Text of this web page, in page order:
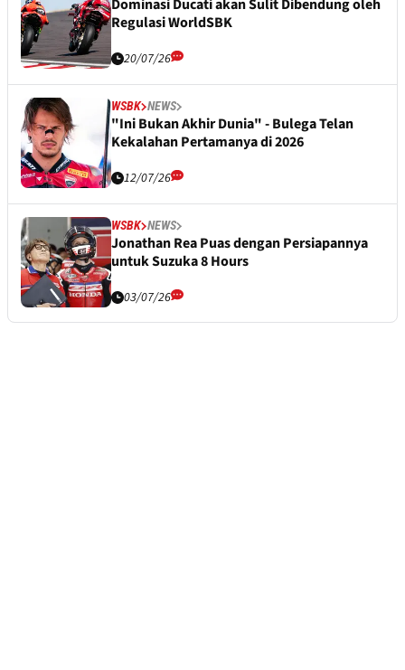
Dominasi Ducati akan Sulit Dibendung oleh
Regulasi WorldSBK
20/07/26
WSBK NEWS
"Ini Bukan Akhir Dunia" - Bulega Telan
Kekalahan Pertamanya di 2026
12/07/26
WSBK NEWS
Jonathan Rea Puas dengan Persiapannya
untuk Suzuka 8 Hours
03/07/26